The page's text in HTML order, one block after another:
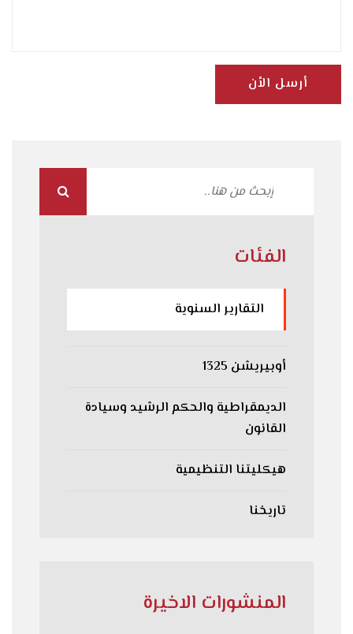
أرسل الأن
الفئات
التقارير السنوية
أوبيريشن 1325
الديمقراطية والحكم الرشيد وسيادة
القانون
هيكليتنا التنظيمية
تاريخنا
المنشورات الاخيرة